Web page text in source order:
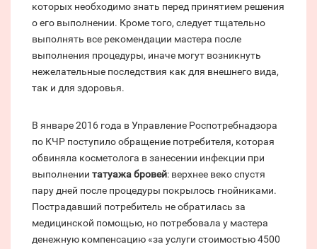
которых необходимо знать перед принятием решения
о его выполнении. Кроме того, следует тщательно
выполнять все рекомендации мастера после
выполнения процедуры, иначе могут возникнуть
нежелательные последствия как для внешнего вида,
так и для здоровья.
В январе 2016 года в Управление Роспотребнадзора
по КЧР поступило обращение потребителя, которая
обвиняла косметолога в занесении инфекции при
выполнении татуажа бровей: верхнее веко спустя
пару дней после процедуры покрылось гнойниками.
Пострадавший потребитель не обратилась за
медицинской помощью, но потребовала у мастера
денежную компенсацию «за услуги стоимостью 4500